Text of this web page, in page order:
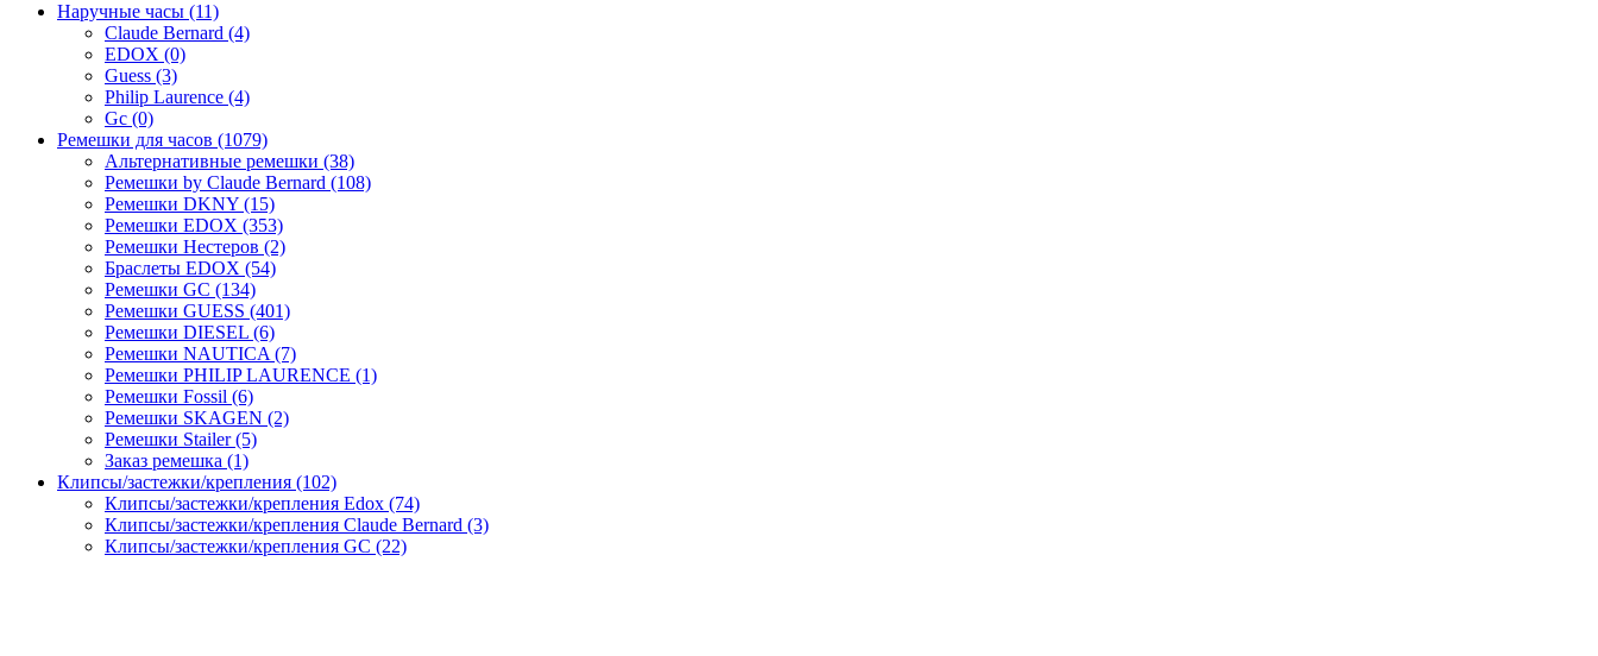
Наручные часы (11)
Claude Bernard (4)
EDOX (0)
Guess (3)
Philip Laurence (4)
Gc (0)
Ремешки для часов (1079)
Альтернативные ремешки (38)
Ремешки by Claude Bernard (108)
Ремешки DKNY (15)
Ремешки EDOX (353)
Ремешки Нестеров (2)
Браслеты EDOX (54)
Ремешки GC (134)
Ремешки GUESS (401)
Ремешки DIESEL (6)
Ремешки NAUTICA (7)
Ремешки PHILIP LAURENCE (1)
Ремешки Fossil (6)
Ремешки SKAGEN (2)
Ремешки Stailer (5)
Заказ ремешка (1)
Клипсы/застежки/крепления (102)
Клипсы/застежки/крепления Edox (74)
Клипсы/застежки/крепления Claude Bernard (3)
Клипсы/застежки/крепления GC (22)